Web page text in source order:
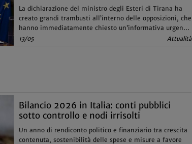
La dichiarazione del ministro degli Esteri di Tirana ha
creato grandi trambusti all’interno delle opposizioni, che
hanno immediatamente chiesto un’informativa urgente
alla premier Meloni
13/05 Attualità
Bilancio 2026 in Italia: conti pubblici
sotto controllo e nodi irrisolti
Un anno di rendiconto politico e finanziario tra crescita
contenuta, sostenibilità delle spese e misure a favore